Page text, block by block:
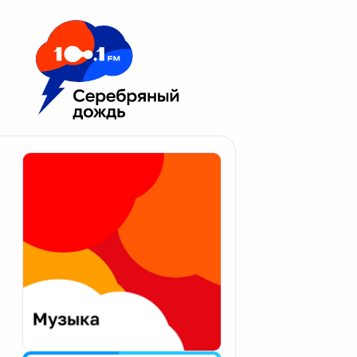
Москва 100.1 FM
Апатиты
Екатеринбург
Калининград
Калуга